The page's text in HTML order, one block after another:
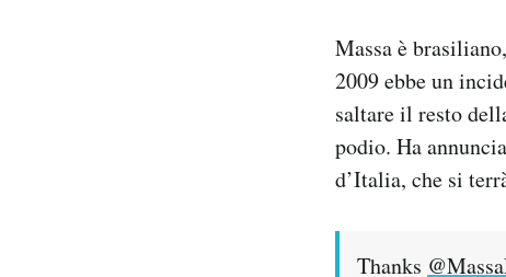
Massa è
2009 ebbe un
saltare il resto
podio. Ha
d’Italia, che si
Thanks